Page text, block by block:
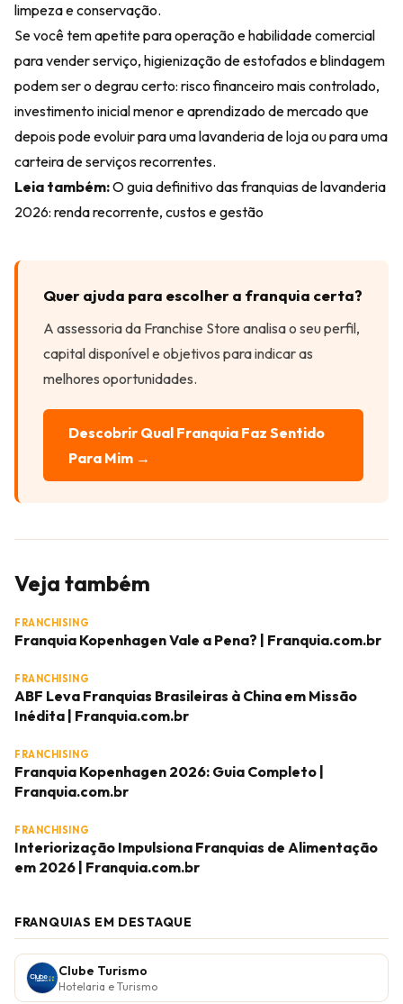
limpeza e conservação.
Se você tem apetite para operação e habilidade comercial
para vender serviço, higienização de estofados e blindagem
podem ser o degrau certo: risco financeiro mais controlado,
investimento inicial menor e aprendizado de mercado que
depois pode evoluir para uma lavanderia de loja ou para uma
carteira de serviços recorrentes.
Leia também:O guia definitivo das franquias de lavanderia
2026: renda recorrente, custos e gestão
Quer ajuda para escolher a franquia certa?
A assessoria da Franchise Store analisa o seu perfil,
capital disponível e objetivos para indicar as
melhores oportunidades.
Descobrir Qual Franquia Faz Sentido
Para Mim →
Veja também
FRANCHISING
Franquia Kopenhagen Vale a Pena? | Franquia.com.br
FRANCHISING
ABF Leva Franquias Brasileiras à China em Missão
Inédita | Franquia.com.br
FRANCHISING
Franquia Kopenhagen 2026: Guia Completo |
Franquia.com.br
FRANCHISING
Interiorização Impulsiona Franquias de Alimentação
em 2026 | Franquia.com.br
FRANQUIAS EM DESTAQUE
Clube Turismo
Hotelaria e Turismo